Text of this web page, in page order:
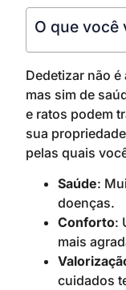
O que você
Dedetizar não
mas sim de
e ratos podem
sua
pelas quais
Saúde:
doenças.
Conforto:
mais
cuidados